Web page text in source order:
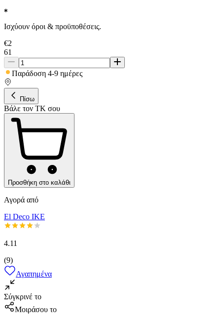
Ισχύουν όροι & προϋποθέσεις.
€2
61
Παράδοση 4-9 ημέρες
Πίσω
Βάλε τον ΤΚ σου
Προσθήκη στο καλάθι
Αγορά από
El Deco IKE
4.11
(9)
Αγαπημένα
Σύγκρινέ το
Μοιράσου το